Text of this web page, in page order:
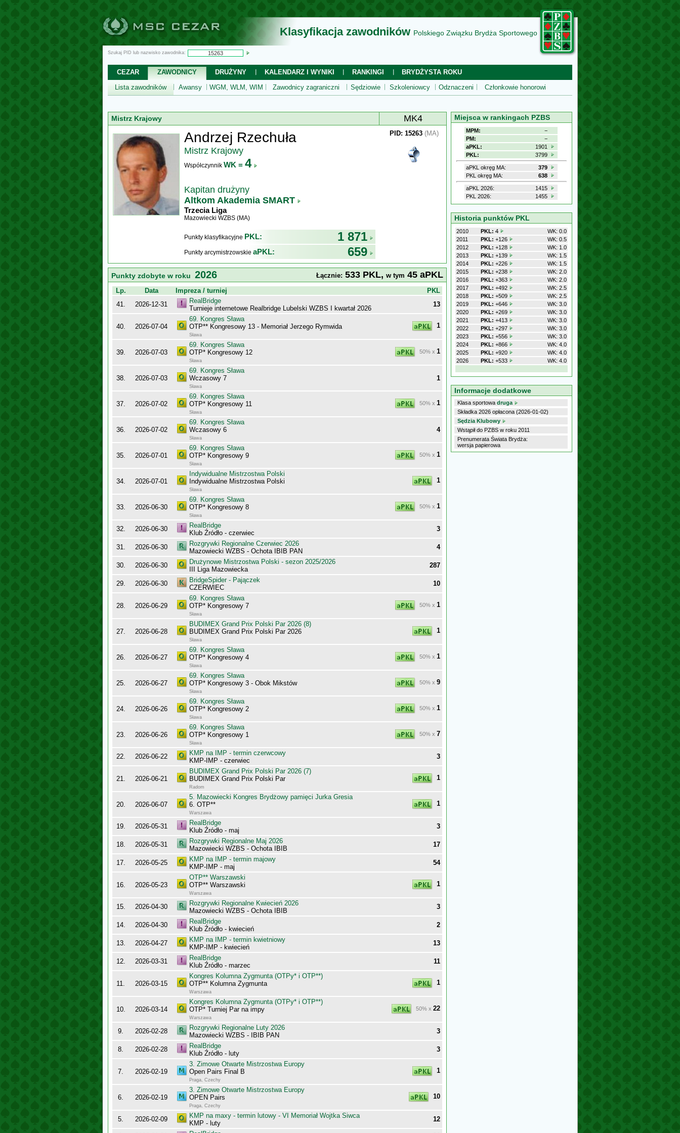
Klasyfikacja zawodników Polskiego Związku Brydża Sportowego
Szukaj PID lub nazwisko zawodnika:
CEZAR ZAWODNICY DRUŻYNY KALENDARZ I WYNIKI RANKINGI
BRYDŻYSTA ROKU
Lista zawodników
Awansy WGM, WLM, WIM Zawodnicy zagraniczni Sędziowie Szkoleniowcy Odznaczeni Członkowie honorowi
Mistrz Krajowy MK4
Andrzej Rzechuła
Mistrz Krajowy
Współczynnik WK = 4
Kapitan drużyny
Altkom Akademia SMART
Trzecia Liga
Mazowiecki WZBS (MA)
Punkty klasyfikacyjne PKL: 1 871
Punkty arcymistrzowskie aPKL: 659
PID: 15263 (MA)
Punkty zdobyte w roku 2026 Łącznie: 533 PKL, w tym 45 aPKL
Lp. Data Impreza / turniej
PKL
41.
2026-12-31
RealBridge
Turnieje internetowe Realbridge Lubelski WZBS I kwartał 2026
13
40. 2026-07-04
69. Kongres Sława
OTP** Kongresowy 13 - Memoriał Jerzego Rymwida
Sława
1
39. 2026-07-03
69. Kongres Sława
OTP* Kongresowy 12
Sława
50% x 1
38. 2026-07-03
69. Kongres Sława
Wczasowy 7
Sława
1
37. 2026-07-02
69. Kongres Sława
OTP* Kongresowy 11
Sława
50% x 1
36. 2026-07-02
69. Kongres Sława
Wczasowy 6
Sława
4
35. 2026-07-01
69. Kongres Sława
OTP* Kongresowy 9
Sława
50% x 1
34. 2026-07-01
Indywidualne Mistrzostwa Polski
Indywidualne Mistrzostwa Polski
Sława
1
33. 2026-06-30
69. Kongres Sława
OTP* Kongresowy 8
Sława
50% x 1
32. 2026-06-30
RealBridge
Klub Źródło - czerwiec
3
31. 2026-06-30
Rozgrywki Regionalne Czerwiec 2026
Mazowiecki WZBS - Ochota IBIB PAN
4
30. 2026-06-30
Drużynowe Mistrzostwa Polski - sezon 2025/2026
III Liga Mazowiecka
287
29. 2026-06-30
BridgeSpider - Pajączek
CZERWIEC
10
28. 2026-06-29
69. Kongres Sława
OTP* Kongresowy 7
Sława
50% x 1
27. 2026-06-28
BUDIMEX Grand Prix Polski Par 2026 (8)
BUDIMEX Grand Prix Polski Par 2026
Sława
1
26. 2026-06-27
69. Kongres Sława
OTP* Kongresowy 4
Sława
50% x 1
25. 2026-06-27
69. Kongres Sława
OTP* Kongresowy 3 - Obok Mikstów
Sława
50% x 9
24. 2026-06-26
69. Kongres Sława
OTP* Kongresowy 2
Sława
50% x 1
23. 2026-06-26
69. Kongres Sława
OTP* Kongresowy 1
Sława
50% x 7
22. 2026-06-22
KMP na IMP - termin czerwcowy
KMP-IMP - czerwiec
3
21. 2026-06-21
BUDIMEX Grand Prix Polski Par 2026 (7)
BUDIMEX Grand Prix Polski Par
Radom
1
20. 2026-06-07
5. Mazowiecki Kongres Brydżowy pamięci Jurka Gresia
6. OTP**
Warszawa
1
19. 2026-05-31
RealBridge
Klub Źródło - maj
3
18. 2026-05-31
Rozgrywki Regionalne Maj 2026
Mazowiecki WZBS - Ochota IBIB
17
17. 2026-05-25
KMP na IMP - termin majowy
KMP-IMP - maj
54
16. 2026-05-23
OTP** Warszawski
OTP** Warszawski
Warszawa
1
15. 2026-04-30
Rozgrywki Regionalne Kwiecień 2026
Mazowiecki WZBS - Ochota IBIB
3
14. 2026-04-30
RealBridge
Klub Źródło - kwiecień
2
13. 2026-04-27
KMP na IMP - termin kwietniowy
KMP-IMP - kwiecień
13
12. 2026-03-31
RealBridge
Klub Źródło - marzec
11
11. 2026-03-15
Kongres Kolumna Zygmunta (OTPy* i OTP**)
OTP** Kolumna Zygmunta
Warszawa
1
10. 2026-03-14
Kongres Kolumna Zygmunta (OTPy* i OTP**)
OTP* Turniej Par na impy
Warszawa
50% x 22
9. 2026-02-28
Rozgrywki Regionalne Luty 2026
Mazowiecki WZBS - IBIB PAN
3
8. 2026-02-28
RealBridge
Klub Źródło - luty
3
7. 2026-02-19
3. Zimowe Otwarte Mistrzostwa Europy
Open Pairs Final B
Praga, Czechy
1
6. 2026-02-19
3. Zimowe Otwarte Mistrzostwa Europy
OPEN Pairs
Praga, Czechy
10
5. 2026-02-09
KMP na maxy - termin lutowy - VI Memoriał Wojtka Siwca
KMP - luty
12
Miejsca w rankingach PZBS
MPM:
−
PM:
−
aPKL:
1901
PKL:
3799
aPKL okręg MA:
379
PKL okręg MA:
638
aPKL 2026:
1415
PKL 2026:
1455
Historia punktów PKL
2010 PKL: 4
WK: 0.0
2011
PKL: +126
WK: 0.5
2012
PKL: +128
WK: 1.0
2013
PKL: +139
WK: 1.5
2014
PKL: +226
WK: 1.5
2015
PKL: +238
WK: 2.0
2016
PKL: +363
WK: 2.0
2017
PKL: +492
WK: 2.5
2018
PKL: +509
WK: 2.5
2019
PKL: +646
WK: 3.0
2020
PKL: +269
WK: 3.0
2021
PKL: +413
WK: 3.0
2022
PKL: +297
WK: 3.0
2023
PKL: +556
WK: 3.0
2024
PKL: +866
WK: 4.0
2025
PKL: +920
WK: 4.0
2026
PKL: +533 WK: 4.0
Informacje dodatkowe
Klasa sportowa druga
Składka 2026 opłacona (2026-01-02)
Sędzia Klubowy
Wstąpił do PZBS w roku 2011
Prenumerata Świata Brydża:
wersja papierowa